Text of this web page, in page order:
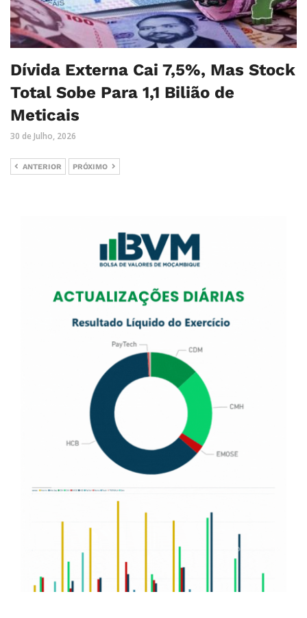
Dívida Externa Cai 7,5%, Mas Stock
Total Sobe Para 1,1 Bilião de
Meticais
30 de Julho, 2026
ANTERIOR PRÓXIMO